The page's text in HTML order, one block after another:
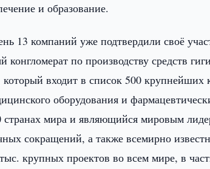
и образование.
13 компаний уже подтвердили своё
конгломерат по производству средств
который входит в список 500
оборудования и
странах мира и являющийся мировым
сокращений, а также всемирно
крупных проектов во всем мире, в